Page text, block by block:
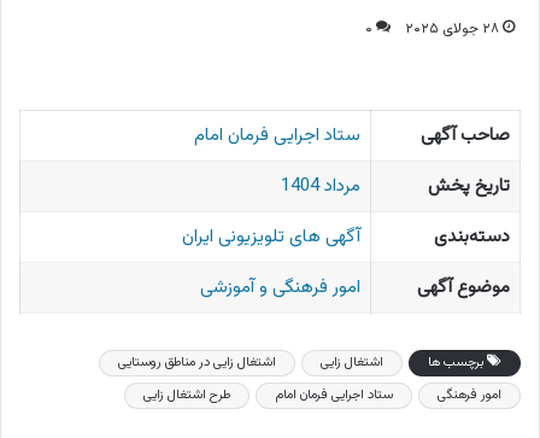
۲۸ جولای ۲۰۲۵ ۰
صاحب آگهی
ستاد اجرایی فرمان امام
تاریخ پخش
مرداد 1404
دسته‌بندی
آگهی های تلویزیونی ایران
موضوع آگهی
امور فرهنگی و آموزشی
برچسب ها اشتغال زایی
اشتغال زایی در مناطق روستایی
امور فرهنگی
ستاد اجرایی فرمان امام طرح اشتغال زایی